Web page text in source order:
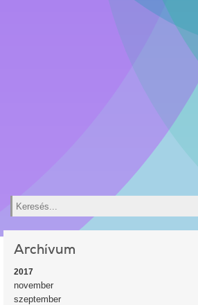
Keresés
Archívum
2017
november
szeptember